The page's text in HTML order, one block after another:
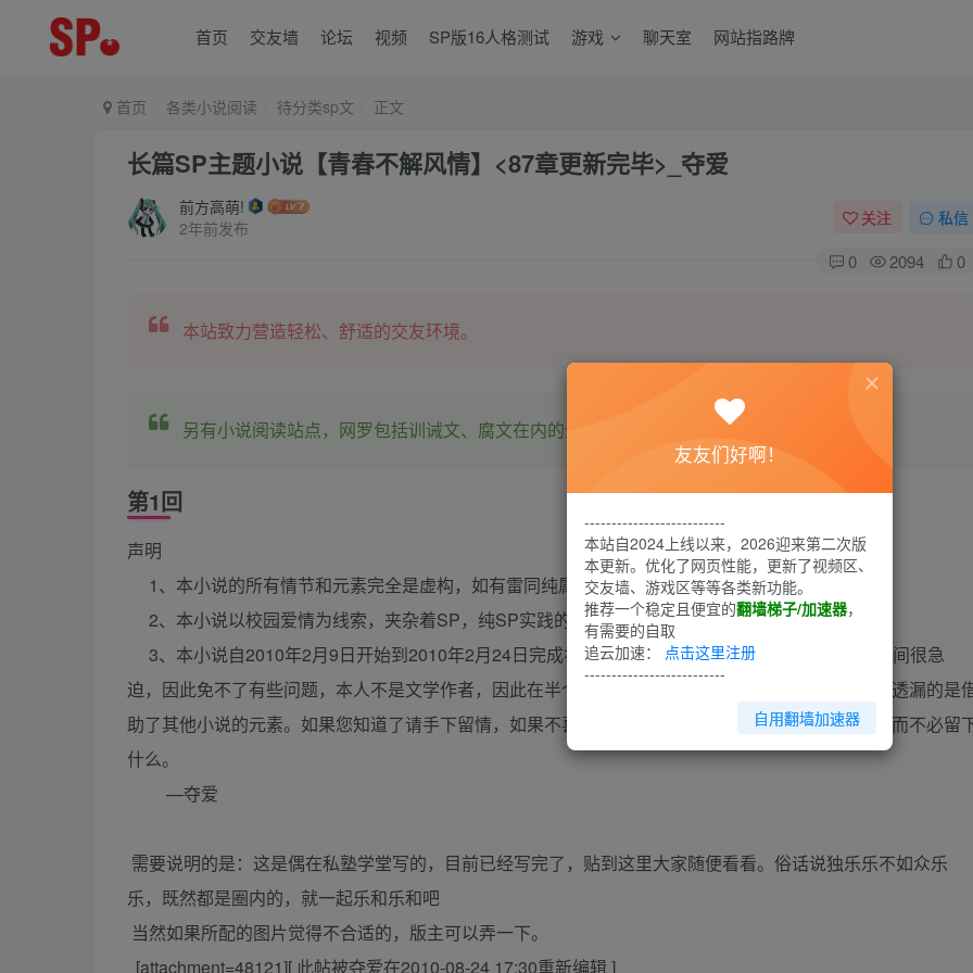
首页 交友墙 论坛 视频 SP版16人格测试 游戏 聊天室 网站指路牌
首页 各类小说阅读 待分类sp文 正文
长篇SP主题小说【青春不解风情】<87章更新完毕>_夺爱
前方高萌!
2年前发布
关注 私信
0 2094 0
本站致力营造轻松、舒适的交友环境。
另有小说阅读站点，网罗包括训诫文、腐文在内的全网书源。
第1回
声明
1、本小说的所有情节和元素完全是虚构，如有雷同纯属巧合。
2、本小说以校园爱情为线索，夹杂着SP，纯SP实践的情节不多，共9万字，八十七章。
3、本小说自2010年2月9日开始到2010年2月24日完成初稿，2010年2月26日完成第一次修改，时间很急
迫，因此免不了有些问题，本人不是文学作者，因此在半个月内的时间写出这么多是勉为其难，可以透漏的是
助了其他小说的元素。如果您知道了请手下留情，如果不喜欢或者什么其他原因，您尽可一笑而过，而不必留
什么。
—夺爱
需要说明的是：这是偶在私塾学堂写的，目前已经写完了，贴到这里大家随便看看。俗话说独乐乐不如众乐
乐，既然都是圈内的，就一起乐和乐和吧
当然如果所配的图片觉得不合适的，版主可以弄一下。
[attachment=48121][ 此帖被夺爱在2010-08-24 17:30重新编辑 ]
友友们好啊！
--------------------------
本站自2024上线以来，2026迎来第二次版
本更新。优化了网页性能，更新了视频区、
交友墙、游戏区等等各类新功能。
推荐一个稳定且便宜的翻墙梯子/加速器，
有需要的自取
追云加速： 点击这里注册
--------------------------
自用翻墙加速器